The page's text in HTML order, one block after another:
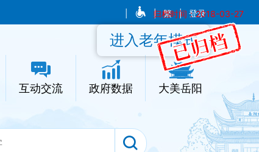
归档时间：2018-03-27
|繁| 登录
互动交流 政府数据 大美岳阳
进入老年模式